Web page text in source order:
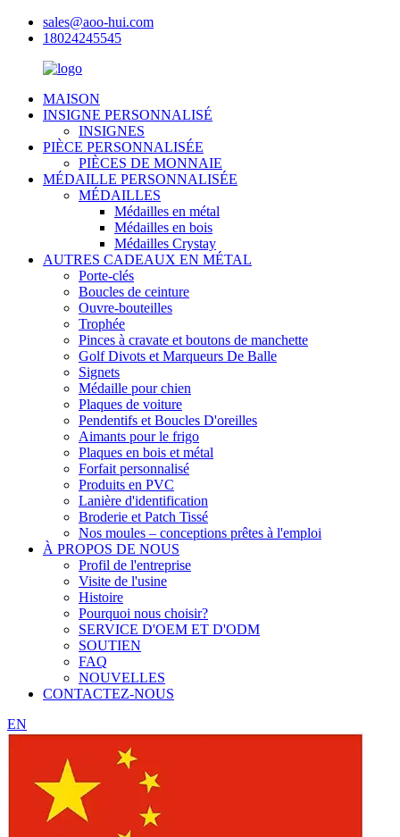
sales@aoo-hui.com
18024245545
MAISON
INSIGNE PERSONNALISÉ
INSIGNES
PIÈCE PERSONNALISÉE
PIÈCES DE MONNAIE
MÉDAILLE PERSONNALISÉE
MÉDAILLES
Médailles en métal
Médailles en bois
Médailles Crystay
AUTRES CADEAUX EN MÉTAL
Porte-clés
Boucles de ceinture
Ouvre-bouteilles
Trophée
Pinces à cravate et boutons de manchette
Golf Divots et Marqueurs De Balle
Signets
Médaille pour chien
Plaques de voiture
Pendentifs et Boucles D'oreilles
Aimants pour le frigo
Plaques en bois et métal
Forfait personnalisé
Produits en PVC
Lanière d'identification
Broderie et Patch Tissé
Nos moules – conceptions prêtes à l'emploi
À PROPOS DE NOUS
Profil de l'entreprise
Visite de l'usine
Histoire
Pourquoi nous choisir?
SERVICE D'OEM ET D'ODM
SOUTIEN
FAQ
NOUVELLES
CONTACTEZ-NOUS
EN